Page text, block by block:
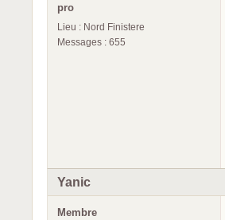
pro
Lieu : Nord Finistere
Messages : 655
Yanic
Membre